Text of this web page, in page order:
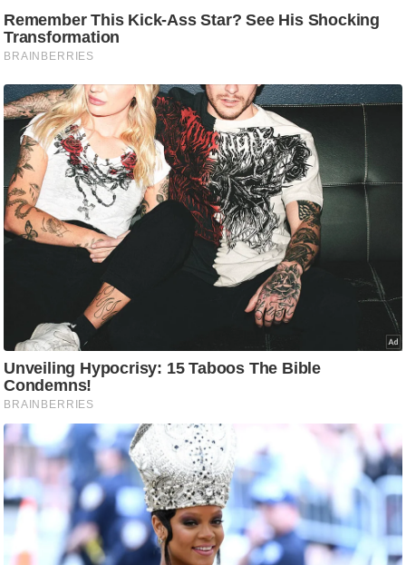
ज
ग
त
बॉ
ली
वु
ड
हॉ
ली
वु
स
मी
क्षा
B
r
e
a
k
n